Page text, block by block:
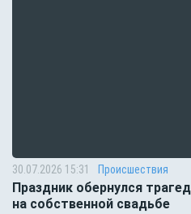
30.07.2026 15:31 Происшествия
Праздник обернулся
на собственной свадьбе